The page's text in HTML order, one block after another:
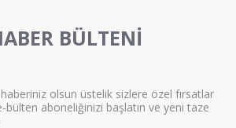
BÜLTENİ
olsun üstelik sizlere özel fırsatlar
bülten aboneliğinizi başlatın ve yeni taze